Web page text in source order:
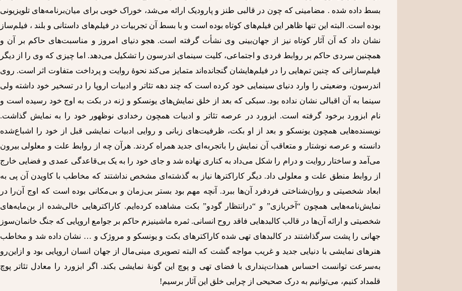
بسط داده ‌شده . مضامینی که چون در قالبی طنز و پارودیک ارائه می‌شد، خوراک خوبی برای میان‌برنامه‌های تلویزیونی
بوده است. البته این تنها ظاهر این فیلم‌های کوتاه بوده است و با بسط آن تجربیات در فیلم‌های داستانی و بلند ، فیلم‌ساز
نشان داد که آن آثار کوتاه نیز از جهان‌بینی وی نشأت ‌گرفته است. هجو دنیای امروز و مناسبت‌های حاکم بر آن و
همچنین سردی حاکم بر روابط فردی و اجتماعی، کلیت سینمای اندرسون را تشکیل می‌دهد. اما چیزی که وی را از دیگر
فیلم‌سازانی که چنین تم‌هایی را در فیلم‌هایشان گنجانده‌اند متمایز می‌کند نحوۀ روایت و پرداخت متفاوت اثر است. روی
اندرسون، وضعیتی را وارد دنیای سینمایی خود کرده است که چند دهه تئاتر و ادبیات اروپا را در تسخیر خود داشته ولی
سینما به آن اقبالی نشان نداده بود. سبکی که بعد از خلق نمایش‌های یونسکو و ژنه در بکت به اوج خود رسیده است و
نام ابزورد برخود گرفته است. ابزورد در عرصه تئاتر و ادبیات همچون رخدادی نوظهور خود را به نمایش گذاشت.
نویسنده‌هایی همچون یونسکو و بعد از او بکت، ظرفیت‌های زبانی و روایی ادبیات نمایشی قبل از خود را اشباع‌شده
دانسته و عرصه نوشتار و متعاقب آن نمایش را باتجربه‌ای جدید همراه کردند. هرآن چه از روابط علت و معلولی بیرون
می‌آمد و ساختار روایت و درام را شکل می‌داد به کناری نهاده شد و جای خود را به یک بی‌قاعدگی عمدی و فضایی خارج
از روابط منطق علت و معلولی داد. دیگر کاراکتر‌ها نیاز به گذشته‌ای مشخص نداشتند که مخاطب با کاویدن آن پی به
ابعاد شخصیتی و روان‌شناختی فردفرد آن‌ها ببرد. آنچه مهم بود بستر بی‌زمان و بی‌مکانی بوده است که اوج آن‌را در
نمایش‌نامه‌هایی همچون “آخربازی” و “درانتظار گودو” بکت مشاهده کرده‌ایم. کاراکترهایی خالی‌شده از بن‌مایه‌های
شخصیتی و ارائه آن‌ها در قالب کالبد‌هایی فاقد روح انسانی. ثمره ماشینیزم حاکم بر جوامع اروپایی که جنگ خانمان‌سوز
جهانی را پشت سرگذاشتند در کالبد‌های تهی شده کاراکترهای بکت و یونسکو و مروژک و … نشان داده شد و مخاطب
هنرهای نمایشی با دنیایی جدید و غریب مواجه گشت که البته تصویری مینی‌مال از جهان انسان اروپایی بود و ازاین‌رو
به‌سرعت توانست احساس همذات‌پنداری با فضای تهی و پوچ این گونۀ نمایشی بکند. اگر ابزورد را معادل تئاتر پوچ
قلمداد کنیم، می‌توانیم به درک صحیحی از چرایی خلق این آثار برسیم!